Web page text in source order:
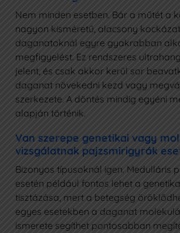
Nem minden esetben. Bár a műtét a
nagyon kisméretű, alacsony
daganatoknál egyre gyakrabban
megfigyelést. Ez rendszeres
jelent, és csak akkor kerül sor
daganat növekedni kezd vagy
szerkezete. A döntés mindig egyéni
alapján történik.
Van szerepe genetikai vagy
vizsgálatnak pajzsmirigyrák
Bizonyos típusoknál igen. Medulláris
esetén például fontos lehet a
tisztázása, mert a betegség
egyes esetekben a daganat
ismerete segíthet pontosabban